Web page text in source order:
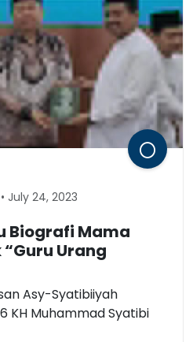
July 24, 2023
Biografi Mama
Urang
Asy-Syatibiiyah
KH Muhammad Syatibi